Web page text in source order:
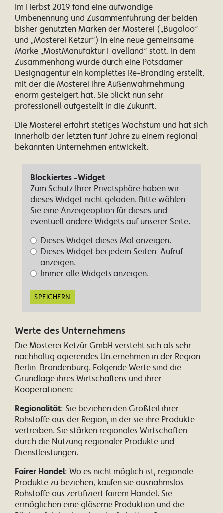
Im Herbst 2019 fand eine aufwändige
Umbenennung und Zusammenführung der beiden
bisher genutzten Marken der Mosterei („Bugaloo“
und „Mosterei Ketzür“) in eine neue gemeinsame
Marke „MostManufaktur Havelland“ statt. In dem
Zusammenhang wurde durch eine Potsdamer
Designagentur ein komplettes Re-Branding erstellt,
mit der die Mosterei ihre Außenwahrnehmung
enorm gesteigert hat. Sie blickt nun sehr
professionell aufgestellt in die Zukunft.
Die Mosterei erfährt stetiges Wachstum und hat sich
innerhalb der letzten fünf Jahre zu einem regional
bekannten Unternehmen entwickelt.
Blockiertes -Widget
Zum Schutz Ihrer Privatsphäre haben wir
dieses Widget nicht geladen. Bitte wählen
Sie eine Anzeigeoption für dieses und
eventuell andere Widgets auf unserer Seite.
Dieses Widget dieses Mal anzeigen.
Dieses Widget bei jedem Seiten-Aufruf
anzeigen.
Immer alle Widgets anzeigen.
SPEICHERN
Werte des Unternehmens
Die Mosterei Ketzür GmbH versteht sich als sehr
nachhaltig agierendes Unternehmen in der Region
Berlin-Brandenburg. Folgende Werte sind die
Grundlage ihres Wirtschaftens und ihrer
Kooperationen:
Regionalität: Sie beziehen den Großteil ihrer
Rohstoffe aus der Region, in der sie ihre Produkte
vertreiben. Sie stärken regionales Wirtschaften
durch die Nutzung regionaler Produkte und
Dienstleistungen.
Fairer Handel: Wo es nicht möglich ist, regionale
Produkte zu beziehen, kaufen sie ausnahmslos
Rohstoffe aus zertifiziert fairem Handel. Sie
ermöglichen eine gläserne Produktion und die